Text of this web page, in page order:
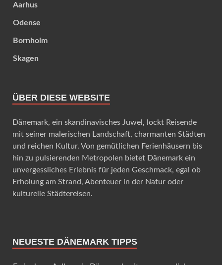
Aarhus
Odense
Bornholm
Skagen
ÜBER DIESE WEBSITE
Dänemark, ein skandinavisches Juwel, lockt Reisende
mit seiner malerischen Landschaft, charmanten Städten
und reichen Kultur. Von gemütlichen Ferienhäusern bis
hin zu pulsierenden Metropolen bietet Dänemark ein
unvergessliches Erlebnis für jeden Geschmack, egal ob
Erholung am Strand, Abenteuer in der Natur oder
kulturelle Städtereisen.
NEUESTE DÄNEMARK TIPPS